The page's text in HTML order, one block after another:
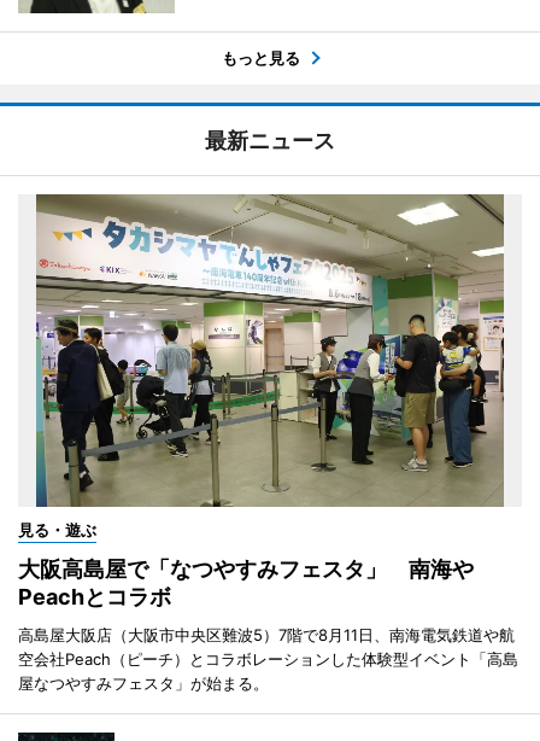
もっと見る
最新ニュース
見る・遊ぶ
大阪高島屋で「なつやすみフェスタ」 南海や
Peachとコラボ
高島屋大阪店（大阪市中央区難波5）7階で8月11日、南海電気鉄道や航
空会社Peach（ピーチ）とコラボレーションした体験型イベント「高島
屋なつやすみフェスタ」が始まる。